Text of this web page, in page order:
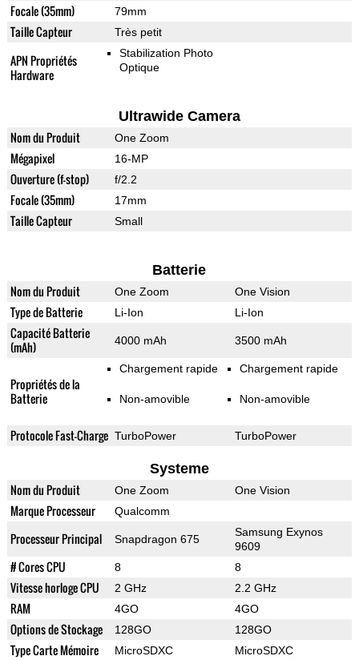
Focale (35mm) 79mm
Taille Capteur Très petit
APN Propriétés
Hardware
Stabilization Photo
Optique
Ultrawide Camera
Nom du Produit One Zoom
Mégapixel 16-MP
Ouverture (f-stop) f/2.2
Focale (35mm) 17mm
Taille Capteur Small
Batterie
Nom du Produit One Zoom One Vision
Type de Batterie Li-Ion Li-Ion
Capacité Batterie
(mAh)
4000 mAh 3500 mAh
Propriétés de la
Batterie
Chargement rapide
Non-amovible
Chargement rapide
Non-amovible
Protocole Fast-Charge TurboPower TurboPower
Systeme
Nom du Produit One Zoom One Vision
Marque Processeur Qualcomm
Processeur Principal Snapdragon 675
Samsung Exynos
9609
# Cores CPU 8 8
Vitesse horloge CPU 2 GHz 2.2 GHz
RAM 4GO 4GO
Options de Stockage 128GO 128GO
Type Carte Mémoire MicroSDXC MicroSDXC